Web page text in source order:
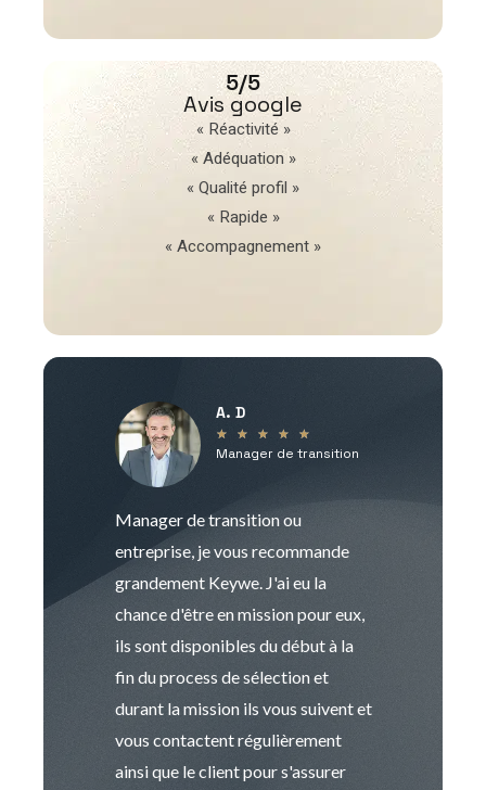
5/5
Avis google
« Réactivité »
« Adéquation »
« Qualité profil »
« Rapide »
« Accompagnement »
A. D
★ ★ ★ ★ ★
Manager de transition
Manager de transition ou
entreprise, je vous recommande
grandement Keywe. J'ai eu la
chance d'être en mission pour eux,
ils sont disponibles du début à la
fin du process de sélection et
durant la mission ils vous suivent et
vous contactent régulièrement
ainsi que le client pour s'assurer